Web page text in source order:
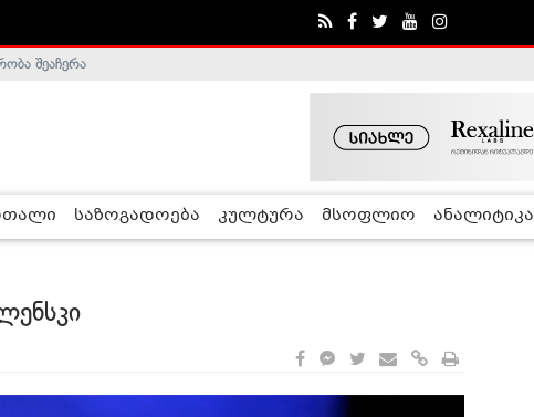
- ჰელსინკის კომისია
შეაჩერა
საზოგადოება კულტურა მსოფლიო ანალიტიკა